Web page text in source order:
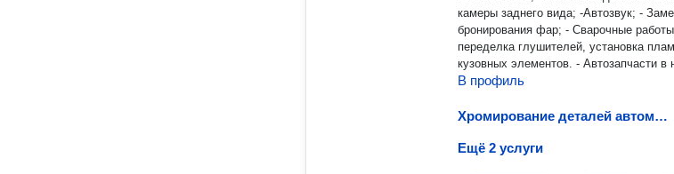
камеры заднего вида; -Автозвук; -
бронирования фар; - Сварочные
переделка глушителей, установка
кузовных элементов. - Автозапчасти в
В профиль
Хромирование деталей автомобиля
Ещё 2 услуги